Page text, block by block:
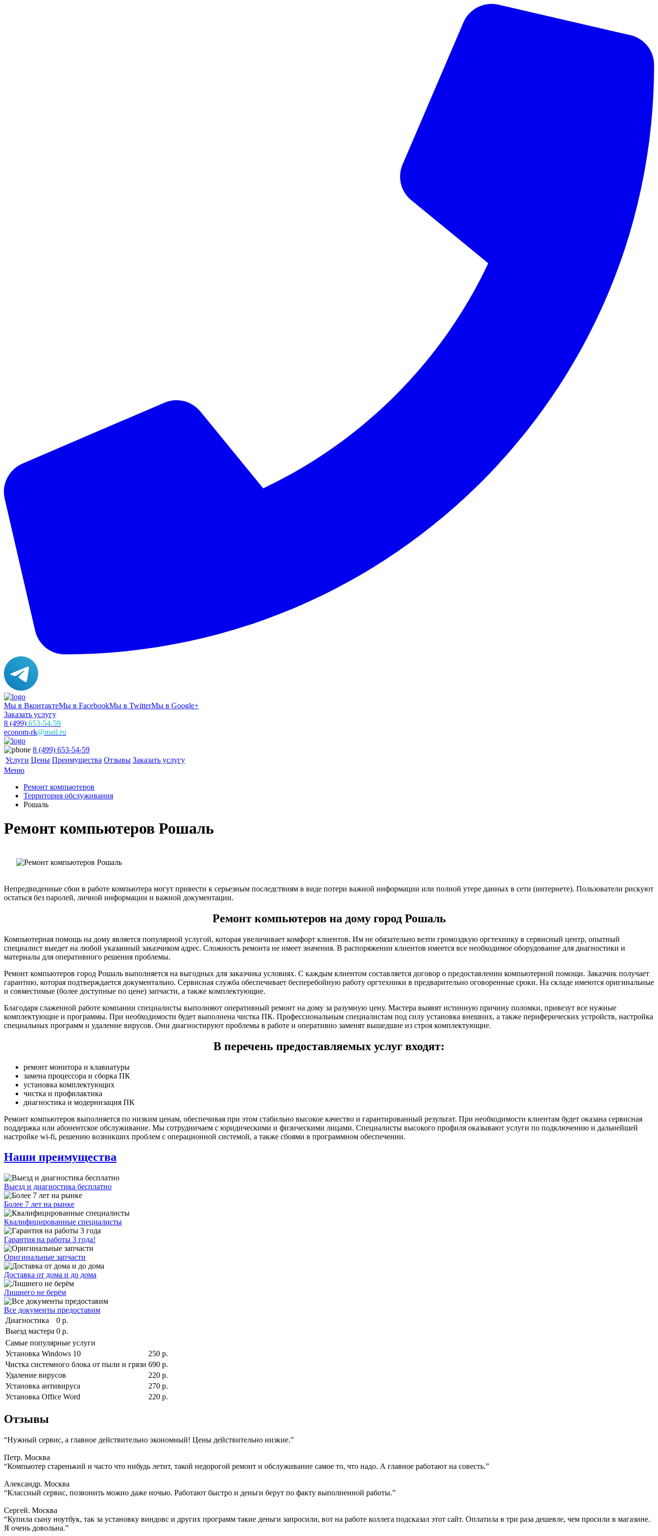
Мы в ВконтактеМы в FacebookМы в TwitterМы в Google+
Заказать услугу
8 (499) 653-54-59
econom-rk@mail.ru
8 (499) 653-54-59
Услуги Цены Преимущества Отзывы Заказать услугу
Меню
Ремонт компьютеров
Территория обслуживания
Рошаль
Ремонт компьютеров Рошаль
Непредвиденные сбои в работе компьютера могут привести к серьезным последствиям в виде потери важной информации или полной утере данных в сети (интернете). Пользователи рискуют
остаться без паролей, личной информации и важной документации.
Ремонт компьютеров на дому город Рошаль
Компьютерная помощь на дому является популярной услугой, которая увеличивает комфорт клиентов. Им не обязательно везти громоздкую оргтехнику в сервисный центр, опытный
специалист выедет на любой указанный заказчиком адрес. Сложность ремонта не имеет значения. В распоряжении клиентов имеется все необходимое оборудование для диагностики и
материалы для оперативного решения проблемы.
Ремонт компьютеров город Рошаль выполняется на выгодных для заказчика условиях. С каждым клиентом составляется договор о предоставлении компьютерной помощи. Заказчик получает
гарантию, которая подтверждается документально. Сервисная служба обеспечивает бесперебойную работу оргтехники в предварительно оговоренные сроки. На складе имеются оригинальные
и совместимые (более доступные по цене) запчасти, а также комплектующие.
Благодаря слаженной работе компании специалисты выполняют оперативный ремонт на дому за разумную цену. Мастера выявят истинную причину поломки, привезут все нужные
комплектующие и программы. При необходимости будет выполнена чистка ПК. Профессиональным специалистам под силу установка внешних, а также периферических устройств, настройка
специальных программ и удаление вирусов. Они диагностируют проблемы в работе и оперативно заменят вышедшие из строя комплектующие.
В перечень предоставляемых услуг входят:
ремонт монитора и клавиатуры
замена процессора и сборка ПК
установка комплектующих
чистка и профилактика
диагностика и модернизация ПК
Ремонт компьютеров выполняется по низким ценам, обеспечивая при этом стабильно высокое качество и гарантированный результат. При необходимости клиентам будет оказана сервисная
поддержка или абонентское обслуживание. Мы сотрудничаем с юридическими и физическими лицами. Специалисты высокого профиля оказывают услуги по подключению и дальнейшей
настройке wi-fi, решению возникших проблем с операционной системой, а также сбоями в программном обеспечении.
Наши преимущества
Выезд и диагностика бесплатно
Более 7 лет на рынке
Квалифицированные специалисты
Гарантия на работы 3 года!
Оригинальные запчасти
Доставка от дома и до дома
Лишнего не берём
Все документы предоставим
Диагностика
0 р.
Выезд мастера 0 р.
Самые популярные услуги
Установка Windows 10
250 р.
Чистка системного блока от пыли и грязи 690 р.
Удаление вирусов
220 р.
Установка антивируса
270 р.
Установка Office Word
220 р.
Отзывы
“Нужный сервис, а главное действительно экономный! Цены действительно низкие.”
Петр. Москва
“Компьютер старенький и часто что нибудь летит, такой недорогой ремонт и обслуживание самое то, что надо. А главное работают на совесть.”
Александр. Москва
“Классный сервис, позвонить можно даже ночью. Работают быстро и деньги берут по факту выполненной работы.”
Сергей. Москва
“Купила сыну ноутбук, так за установку виндовс и других программ такие деньги запросили, вот на работе коллега подсказал этот сайт. Оплатила в три раза дешевле, чем просили в магазине.
Я очень довольна.”